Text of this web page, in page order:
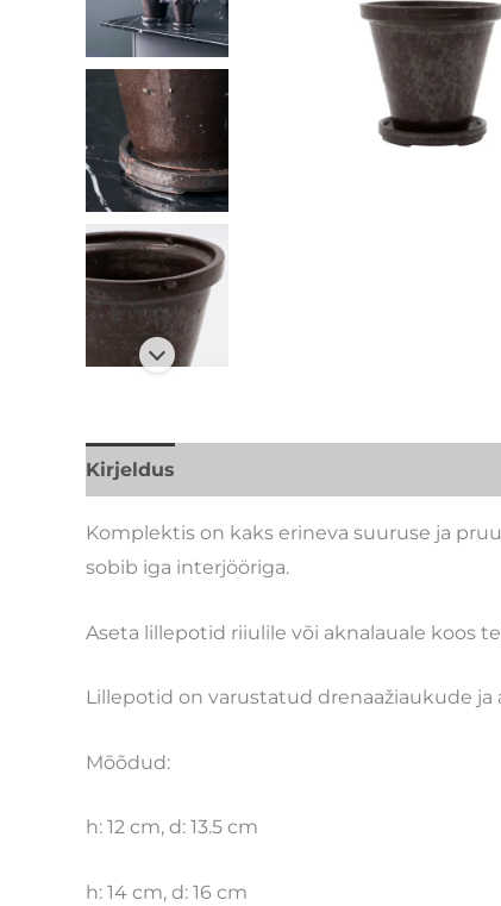
Kirjeldus
Komplektis on kaks erineva suuruse ja
sobib iga interjööriga.
Aseta lillepotid riiulile või aknalauale koos
Lillepotid on varustatud drenaažiaukude ja
Mõõdud:
h: 12 cm, d: 13.5 cm
h: 14 cm, d: 16 cm